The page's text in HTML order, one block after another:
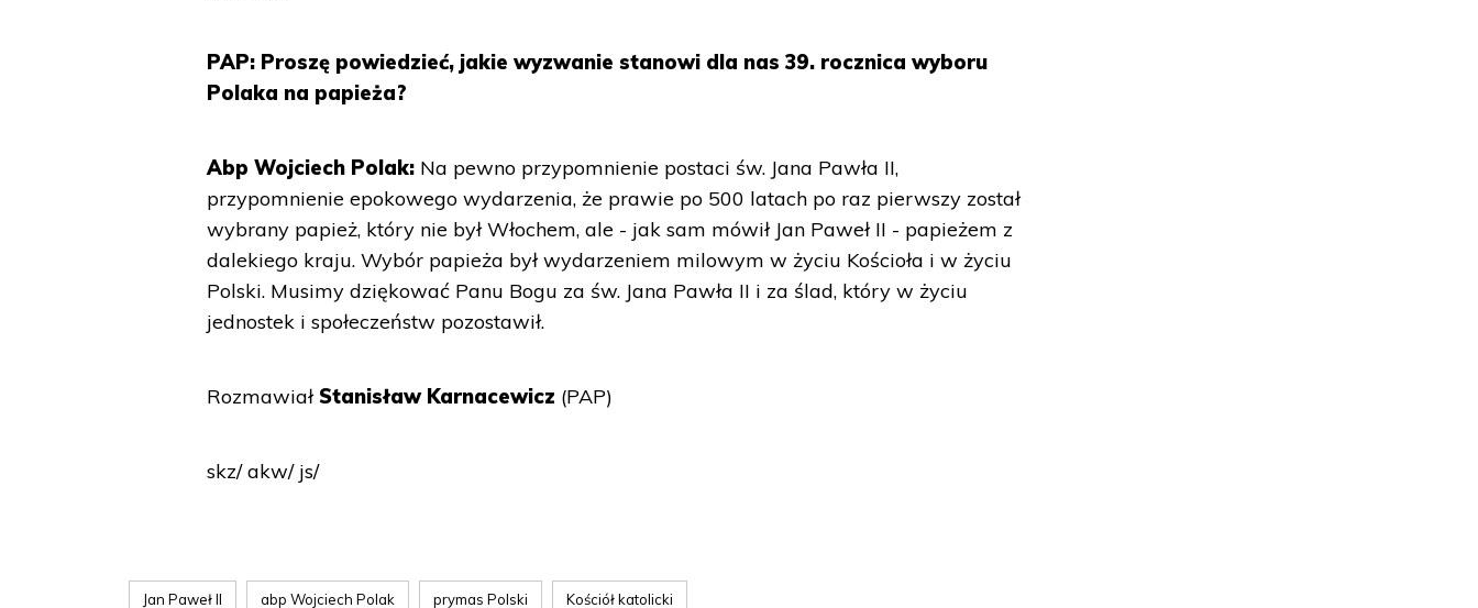
PAP: Proszę powiedzieć, jakie wyzwanie stanowi dla nas 39. rocznica wyboru
Polaka na papieża?
Abp Wojciech Polak: Na pewno przypomnienie postaci św. Jana Pawła II,
przypomnienie epokowego wydarzenia, że prawie po 500 latach po raz pierwszy został
wybrany papież, który nie był Włochem, ale - jak sam mówił Jan Paweł II - papieżem z
dalekiego kraju. Wybór papieża był wydarzeniem milowym w życiu Kościoła i w życiu
Polski. Musimy dziękować Panu Bogu za św. Jana Pawła II i za ślad, który w życiu
jednostek i społeczeństw pozostawił.
RozmawiałStanisław Karnacewicz (PAP)
skz/ akw/ js/
Jan Paweł II abp Wojciech Polak prymas Polski Kościół katolicki